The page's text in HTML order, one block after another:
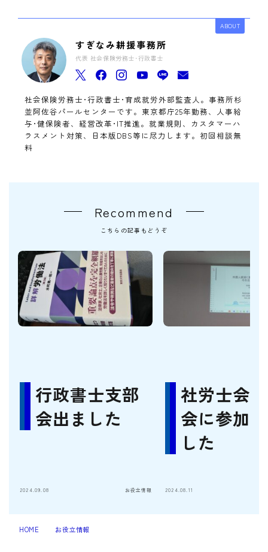
ABOUT
すぎなみ耕援事務所
代表 社会保険労務士･行政書士
社会保険労務士･行政書士･育成就労外部監査人。事務所杉
並阿佐谷パールセンターです。東京都庁25年勤務、人事給
与･健保険者、経営改革･IT推進。就業規則、カスタマーハ
ラスメント対策、日本版DBS等に尽力します。初回相談無
料
Recommend
こちらの記事もどうぞ
行政書士支部
会出ました
2024.09.08 お役立情報
社労士会
会に参加
した
2024.08.11
HOME お役立情報